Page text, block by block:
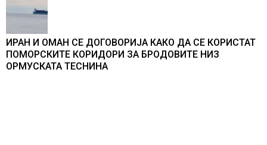
ИРАН И ОМАН СЕ ДОГОВОРИЈА КАКО ДА СЕ КОРИСТАТ
ПОМОРСКИТЕ КОРИДОРИ ЗА БРОДОВИТЕ НИЗ
ОРМУСКАТА ТЕСНИНА